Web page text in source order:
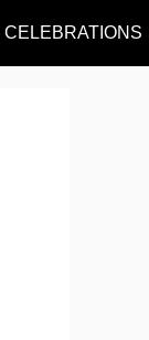
CELEBRATIONS